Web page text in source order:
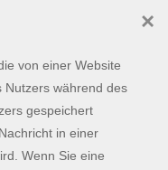
werden.
von einer Website
Nutzers während des
gespeichert
in einer
Wenn Sie eine
×